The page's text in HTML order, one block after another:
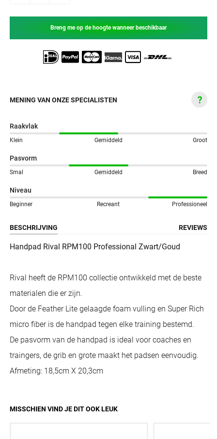
Breng me op de hoogte wanneer beschikbaar
MENING VAN ONZE SPECIALISTEN
Raakvlak
Klein Gemiddeld Groot
Pasvorm
Smal Gemiddeld Breed
Niveau
Beginner Recreant Professioneel
BESCHRIJVING REVIEWS
Handpad Rival RPM100 Professional Zwart/Goud
Rival heeft de RPM100 collectie ontwikkeld met de beste
materialen die er zijn.
Door de Feather Lite gelaagde foam vulling en Super Rich
micro fiber is de handpad tegen elke training bestemd.
De pasvorm van de handpad is ideal voor coaches en
traingers, de grib en grote maakt het padsen eenvoudig.
Afmeting: 18,5cm X 20,3cm
MISSCHIEN VIND JE DIT OOK LEUK